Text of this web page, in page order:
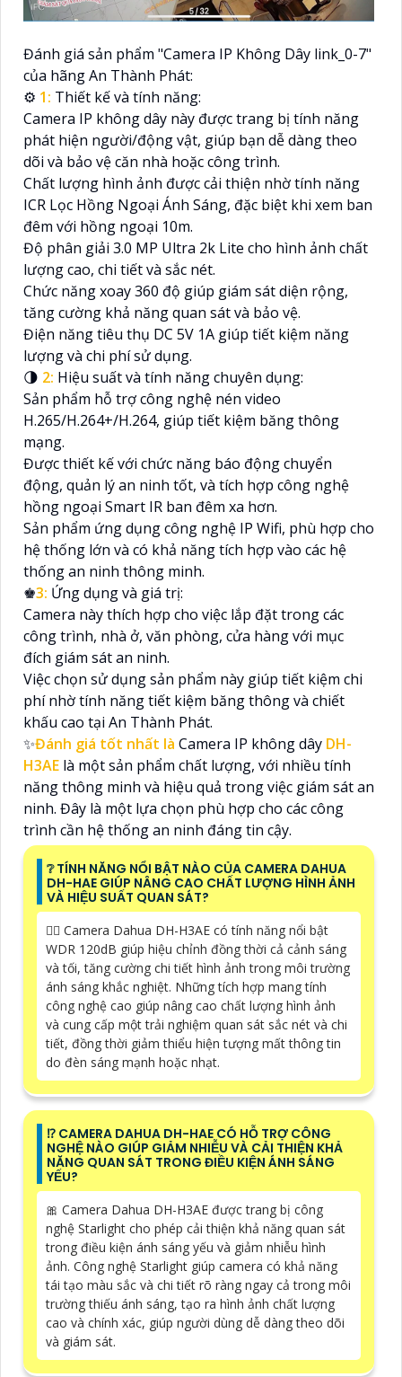
Đánh giá sản phẩm "Camera IP Không Dây link_0-7"
của hãng An Thành Phát:
⚙ 1: Thiết kế và tính năng:
Camera IP không dây này được trang bị tính năng
phát hiện người/động vật, giúp bạn dễ dàng theo
dõi và bảo vệ căn nhà hoặc công trình.
Chất lượng hình ảnh được cải thiện nhờ tính năng
ICR Lọc Hồng Ngoại Ánh Sáng, đặc biệt khi xem ban
đêm với hồng ngoại 10m.
Độ phân giải 3.0 MP Ultra 2k Lite cho hình ảnh chất
lượng cao, chi tiết và sắc nét.
Chức năng xoay 360 độ giúp giám sát diện rộng,
tăng cường khả năng quan sát và bảo vệ.
Điện năng tiêu thụ DC 5V 1A giúp tiết kiệm năng
lượng và chi phí sử dụng.
🌗 2: Hiệu suất và tính năng chuyên dụng:
Sản phẩm hỗ trợ công nghệ nén video
H.265/H.264+/H.264, giúp tiết kiệm băng thông
mạng.
Được thiết kế với chức năng báo động chuyển
động, quản lý an ninh tốt, và tích hợp công nghệ
hồng ngoại Smart IR ban đêm xa hơn.
Sản phẩm ứng dụng công nghệ IP Wifi, phù hợp cho
hệ thống lớn và có khả năng tích hợp vào các hệ
thống an ninh thông minh.
♚3: Ứng dụng và giá trị:
Camera này thích hợp cho việc lắp đặt trong các
công trình, nhà ở, văn phòng, cửa hàng với mục
đích giám sát an ninh.
Việc chọn sử dụng sản phẩm này giúp tiết kiệm chi
phí nhờ tính năng tiết kiệm băng thông và chiết
khấu cao tại An Thành Phát.
✨Đánh giá tốt nhất là Camera IP không dây DH-
H3AE là một sản phẩm chất lượng, với nhiều tính
năng thông minh và hiệu quả trong việc giám sát an
ninh. Đây là một lựa chọn phù hợp cho các công
trình cần hệ thống an ninh đáng tin cậy.
❔ TÍNH NĂNG NỔI BẬT NÀO CỦA CAMERA DAHUA
DH-HAE GIÚP NÂNG CAO CHẤT LƯỢNG HÌNH ẢNH
VÀ HIỆU SUẤT QUAN SÁT?
🙆‍♀️ Camera Dahua DH-H3AE có tính năng nổi bật
WDR 120dB giúp hiệu chỉnh đồng thời cả cảnh sáng
và tối, tăng cường chi tiết hình ảnh trong môi trường
ánh sáng khắc nghiệt. Những tích hợp mang tính
công nghệ cao giúp nâng cao chất lượng hình ảnh
và cung cấp một trải nghiệm quan sát sắc nét và chi
tiết, đồng thời giảm thiểu hiện tượng mất thông tin
do đèn sáng mạnh hoặc nhạt.
⁉️ CAMERA DAHUA DH-HAE CÓ HỖ TRỢ CÔNG
NGHỆ NÀO GIÚP GIẢM NHIỄU VÀ CẢI THIỆN KHẢ
NĂNG QUAN SÁT TRONG ĐIỀU KIỆN ÁNH SÁNG
YẾU?
🎀 Camera Dahua DH-H3AE được trang bị công
nghệ Starlight cho phép cải thiện khả năng quan sát
trong điều kiện ánh sáng yếu và giảm nhiễu hình
ảnh. Công nghệ Starlight giúp camera có khả năng
tái tạo màu sắc và chi tiết rõ ràng ngay cả trong môi
trường thiếu ánh sáng, tạo ra hình ảnh chất lượng
cao và chính xác, giúp người dùng dễ dàng theo dõi
và giám sát.